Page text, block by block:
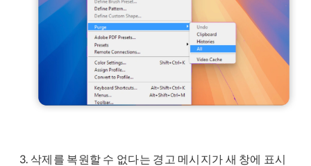
삭제를 복원할 수 없다는 경고 메시지가 새 창에 표시